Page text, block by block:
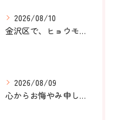
2026/08/10
金沢区で、ヒョウモントカゲモドキのラテちゃんのペット火葬のお...
2026/08/09
心からお悔やみ申し上げます。